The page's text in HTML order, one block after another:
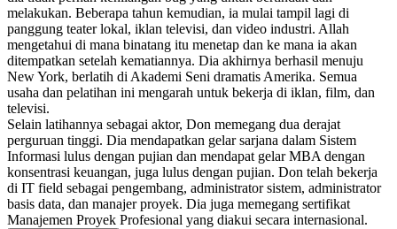
melakukan. Beberapa tahun kemudian, ia mulai tampil lagi di
panggung teater lokal, iklan televisi, dan video industri. Allah
mengetahui di mana binatang itu menetap dan ke mana ia akan
ditempatkan setelah kematiannya. Dia akhirnya berhasil menuju
New York, berlatih di Akademi Seni dramatis Amerika. Semua
usaha dan pelatihan ini mengarah untuk bekerja di iklan, film, dan
televisi.
Selain latihannya sebagai aktor, Don memegang dua derajat
perguruan tinggi. Dia mendapatkan gelar sarjana dalam Sistem
Informasi lulus dengan pujian dan mendapat gelar MBA dengan
konsentrasi keuangan, juga lulus dengan pujian. Don telah bekerja
di IT field sebagai pengembang, administrator sistem, administrator
basis data, dan manajer proyek. Dia juga memegang sertifikat
Manajemen Proyek Profesional yang diakui secara internasional.